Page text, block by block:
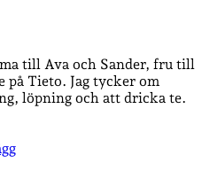
till Ava och Sander, fru till
på Tieto. Jag tycker om
löpning och att dricka te.